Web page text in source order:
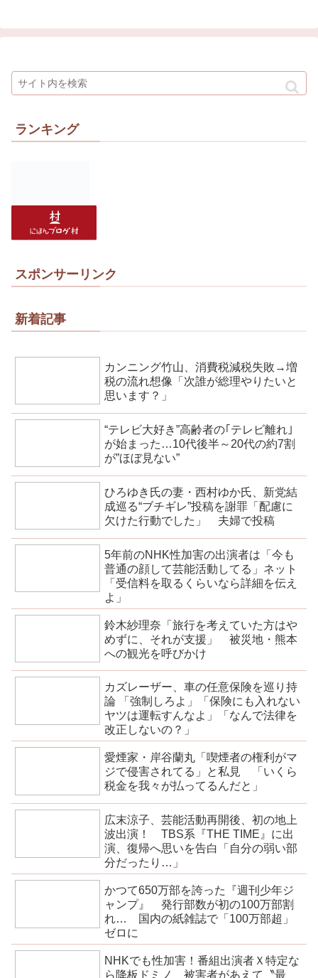
ランキング
スポンサーリンク
新着記事
カンニング竹山、消費税減税失敗→増
税の流れ想像「次誰が総理やりたいと
思います？」
“テレビ大好き”高齢者の｢テレビ離れ｣
が始まった…10代後半～20代の約7割
が”ほぼ見ない”
ひろゆき氏の妻・西村ゆか氏、新党結
成巡る“ブチギレ”投稿を謝罪「配慮に
欠けた行動でした」 夫婦で投稿
5年前のNHK性加害の出演者は「今も
普通の顔して芸能活動してる」ネット
「受信料を取るくらいなら詳細を伝え
よ」
鈴木紗理奈「旅行を考えていた方はや
めずに、それが支援」 被災地・熊本
への観光を呼びかけ
カズレーザー、車の任意保険を巡り持
論 「強制しろよ」「保険にも入れない
ヤツは運転すんなよ」「なんで法律を
改正しないの？」
愛煙家・岸谷蘭丸「喫煙者の権利がマ
ジで侵害されてる」と私見 「いくら
税金を我々が払ってるんだと」
広末涼子、芸能活動再開後、初の地上
波出演！ TBS系『THE TIME』に出
演、復帰へ思いを告白「自分の弱い部
分だったり…」
かつて650万部を誇った『週刊少年ジ
ャンプ』 発行部数が初の100万部割
れ… 国内の紙雑誌で「100万部超」
ゼロに
NHKでも性加害！番組出演者Ｘ特定な
ら降板ドミノ 被害者があえて〝最